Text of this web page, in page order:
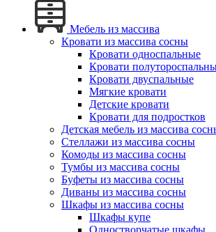
Мебель из массива
Кровати из массива сосны
Кровати односпальные
Кровати
Кровати двуспальные
Мягкие кровати
Детские кровати
Кровати для подростков
Детская мебель из массива
Стеллажи из массива сосны
Комоды из массива сосны
Тумбы из массива сосны
Буфеты из массива сосны
Диваны из массива сосны
Шкафы из массива сосны
Шкафы купе